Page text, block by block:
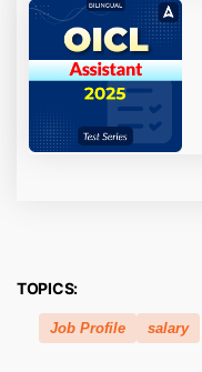
TOPICS:
Job Profile salary